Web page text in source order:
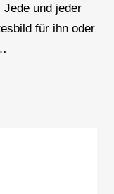
und jeder
für ihn oder